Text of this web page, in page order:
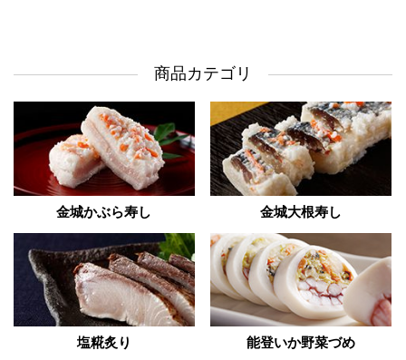
商品カテゴリ
金城かぶら寿し 金城大根寿し
塩糀炙り 能登いか野菜づめ